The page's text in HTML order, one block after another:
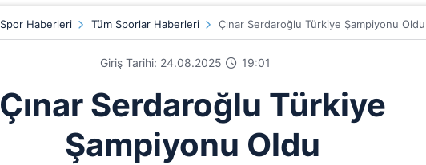
Spor Haberleri Tüm Sporlar Haberleri Çınar Serdaroğlu Türkiye Şampiyonu Oldu
Giriş Tarihi: 24.08.2025 19:01
Çınar Serdaroğlu Türkiye
Şampiyonu Oldu